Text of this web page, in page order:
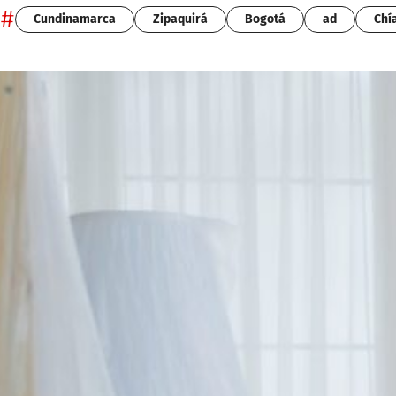
# Cundinamarca Zipaquirá Bogotá ad